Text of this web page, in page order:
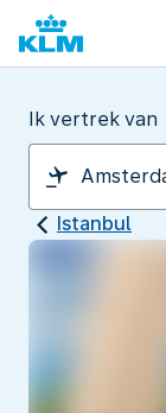
Ik vertrek van
Istanbul